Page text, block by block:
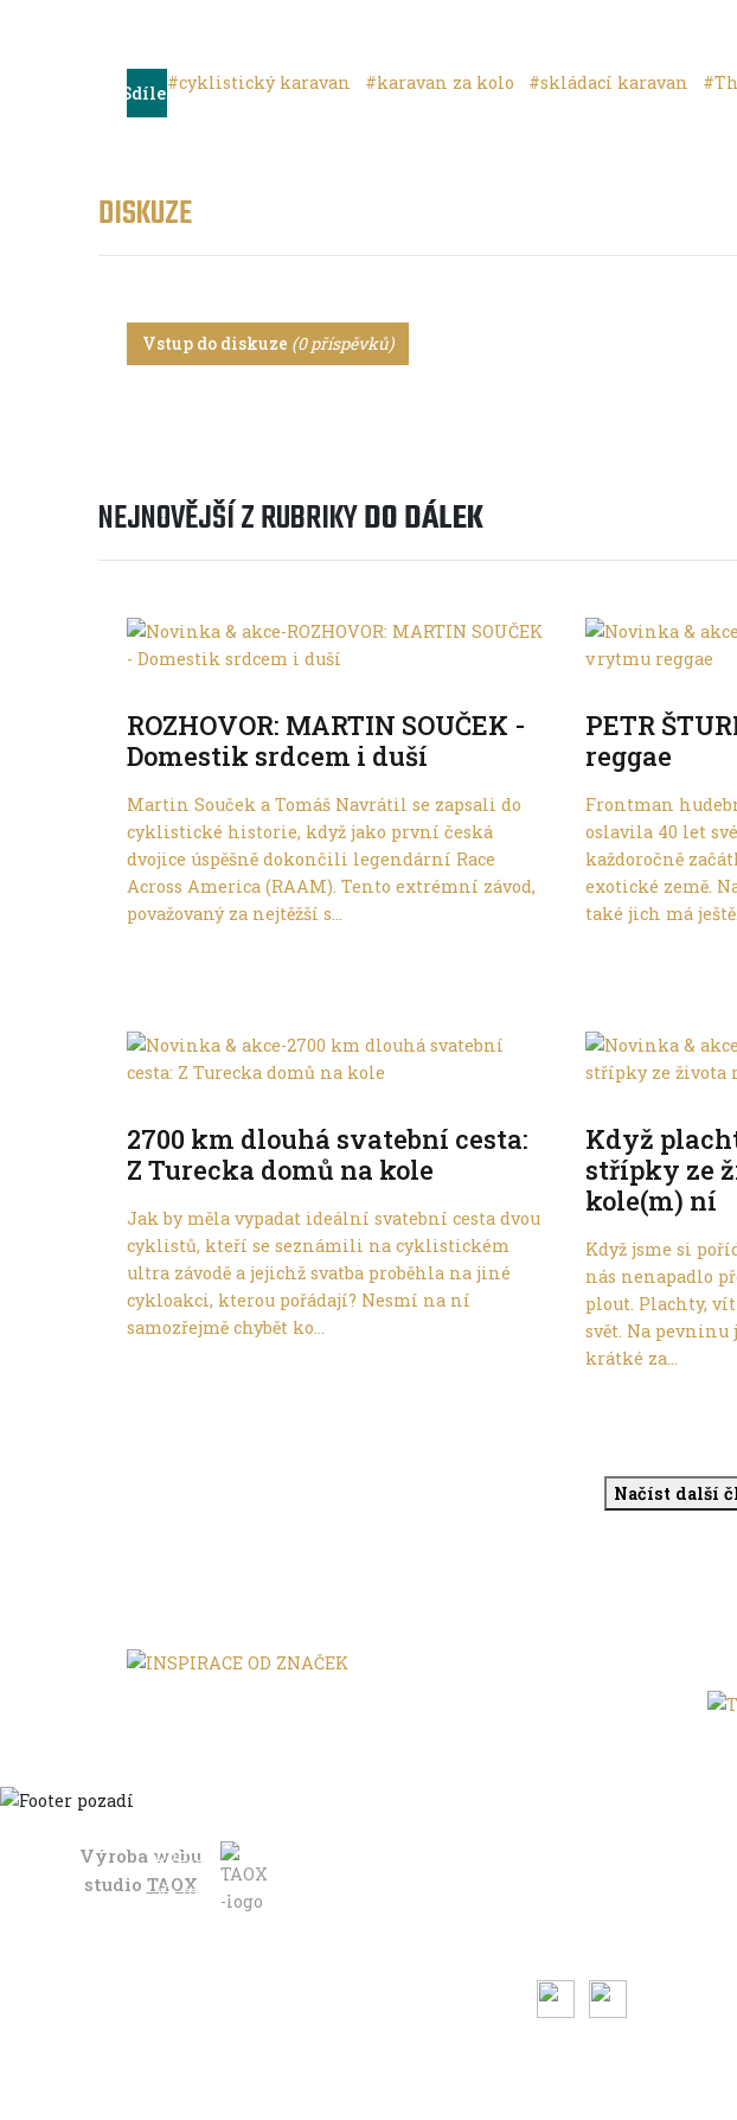
Sdílet#cyklistický karavan #karavan za kolo #skládací karavan
DISKUZE
Vstup do diskuze (0 příspěvků)
NEJNOVĚJŠÍ Z RUBRIKYDO DÁLEK
ROZHOVOR: MARTIN SOUČEK -
Domestik srdcem i duší
Martin Souček a Tomáš Navrátil se zapsali do
cyklistické historie, když jako první česká
dvojice úspěšně dokončili legendární Race
Across America (RAAM). Tento extrémní závod,
považovaný za nejtěžší s...
PETR
reggae
Frontman
oslavila 40 let
každoročně
exotické země.
také jich má
2700 km dlouhá svatební cesta:
Z Turecka domů na kole
Jak by měla vypadat ideální svatební cesta dvou
cyklistů, kteří se seznámili na cyklistickém
ultra závodě a jejichž svatba proběhla na jiné
cykloakci, kterou pořádají? Nesmí na ní
samozřejmě chybět ko...
Když
střípky ze
kole(m) ní
Když jsme si
nás nenapadlo
plout. Plachty,
svět. Na pevninu
krátké za...
Načíst další
Výroba webu
studio TAOX
Domů
Ve městě